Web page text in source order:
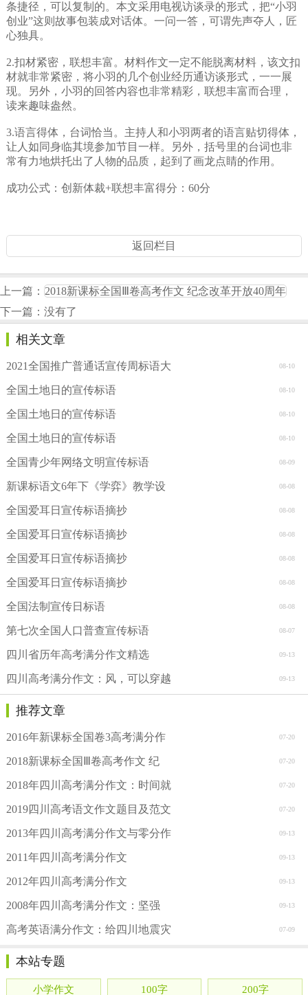
条捷径，可以复制的。本文采用电视访谈录的形式，把“小羽
创业”这则故事包装成对话体。一问一答，可谓先声夺人，匠
心独具。
2.扣材紧密，联想丰富。材料作文一定不能脱离材料，该文扣
材就非常紧密，将小羽的几个创业经历通访谈形式，一一展
现。另外，小羽的回答内容也非常精彩，联想丰富而合理，
读来趣味盎然。
3.语言得体，台词恰当。主持人和小羽两者的语言贴切得体，
让人如同身临其境参加节目一样。另外，括号里的台词也非
常有力地烘托出了人物的品质，起到了画龙点睛的作用。
成功公式：创新体裁+联想丰富得分：60分
返回栏目
上一篇： 2018新课标全国Ⅲ卷高考作文 纪念改革开放40周年
下一篇：没有了
相关文章
08-10
2021全国推广普通话宣传周标语大
08-10
全国土地日的宣传标语
08-10
全国土地日的宣传标语
08-10
全国土地日的宣传标语
08-09
全国青少年网络文明宣传标语
08-08
新课标语文6年下《学弈》教学设
08-08
全国爱耳日宣传标语摘抄
08-08
全国爱耳日宣传标语摘抄
08-08
全国爱耳日宣传标语摘抄
08-08
全国爱耳日宣传标语摘抄
08-08
全国法制宣传日标语
08-07
第七次全国人口普查宣传标语
09-13
四川省历年高考满分作文精选
09-13
四川高考满分作文：风，可以穿越
推荐文章
07-20
2016年新课标全国卷3高考满分作
07-20
2018新课标全国Ⅲ卷高考作文 纪
07-20
2018年四川高考满分作文：时间就
07-20
2019四川高考语文作文题目及范文
09-13
2013年四川高考满分作文与零分作
09-13
2011年四川高考满分作文
09-13
2012年四川高考满分作文
09-13
2008年四川高考满分作文：坚强
07-09
高考英语满分作文：给四川地震灾
本站专题
小学作文 100字 200字